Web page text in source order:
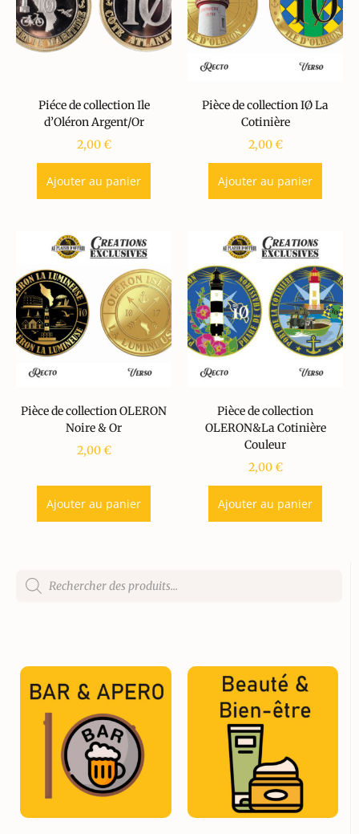
Piéce de collection Ile
d’Oléron Argent/Or
2,00€
Ajouter au panier
Pièce de collection IØ La
Cotinière
2,00€
Ajouter au panier
Pièce de collection OLERON
Noire & Or
2,00€
Ajouter au panier
Pièce de collection
OLERON&La Cotinière
Couleur
2,00€
Ajouter au panier